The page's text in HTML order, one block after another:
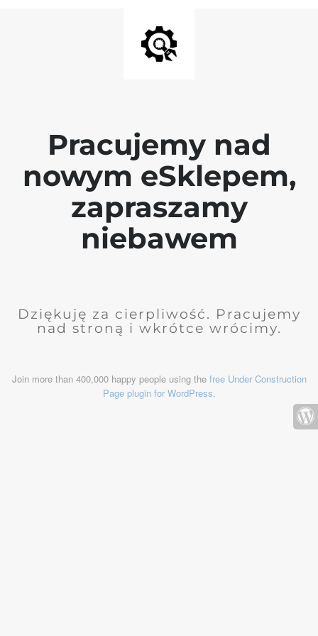
Pracujemy nad
nowym eSklepem,
zapraszamy
niebawem
Dziękuję za cierpliwość. Pracujemy
nad stroną i wkrótce wrócimy.
Join more than 400,000 happy people using the free Under Construction
Page plugin for WordPress.